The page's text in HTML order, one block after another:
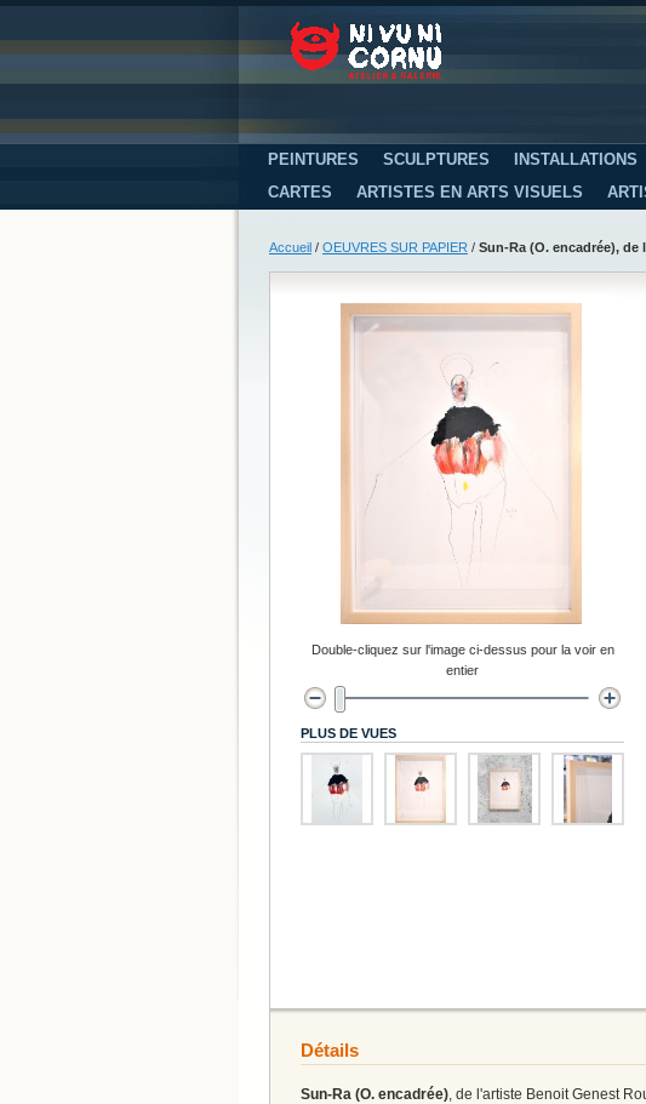
PEINTURES SCULPTURES INSTALLATIONS
CARTES
ARTISTES EN ARTS VISUELS
Accueil / OEUVRES SUR PAPIER / Sun-Ra (O. encadrée),
Double-cliquez sur l'image ci-dessus pour la voir en
entier
PLUS DE VUES
Détails
Sun-Ra (O. encadrée), de l'artiste Benoit Genest